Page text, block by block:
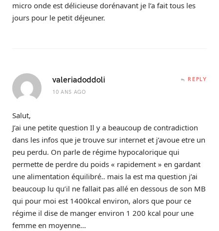
micro onde est délicieuse dorénavant je l’a fait tous les
jours pour le petit déjeuner.
valeriadoddoli
10 ANS AGO
REPLY
Salut,
J’ai une petite question Il y a beaucoup de contradiction
dans les infos que je trouve sur internet et j’avoue etre un
peu perdu. On parle de régime hypocalorique qui
permette de perdre du poids « rapidement » en gardant
une alimentation équilibré.. mais la est ma question j’ai
beaucoup lu qu’il ne fallait pas allé en dessous de son MB
qui pour moi est 1400kcal environ, alors que pour ce
régime il dise de manger environ 1 200 kcal pour une
femme en moyenne…